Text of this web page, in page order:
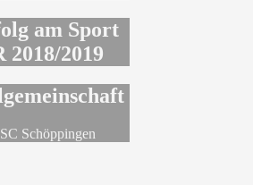
am Sport
2019
Schöppingen